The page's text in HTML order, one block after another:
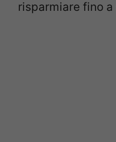
risparmiare fino a